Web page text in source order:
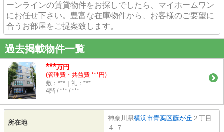
ーンラインの賃貸物件をお探しでしたら、マイホームワン
にお任せ下さい。豊富な在庫物件から、お客様のご要望に
合うお部屋をご提案致します。
過去掲載物件一覧
***万円
(管理費・共益費 ***円)
敷：***｜礼：***
4階 / *** / ***
所在地
神奈川県横浜市青葉区藤が丘 ２丁目
４-７